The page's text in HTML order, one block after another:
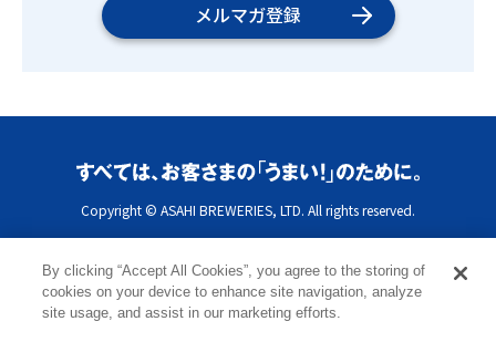
メルマガ登録
Copyright © ASAHI BREWERIES, LTD. All rights reserved.
By clicking “Accept All Cookies”, you agree to the storing of
cookies on your device to enhance site navigation, analyze
site usage, and assist in our marketing efforts.